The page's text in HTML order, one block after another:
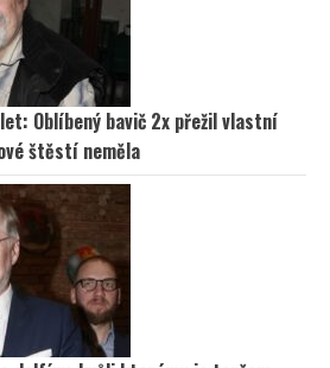
Oblíbený bavič 2x přežil vlastní
štěstí neměla